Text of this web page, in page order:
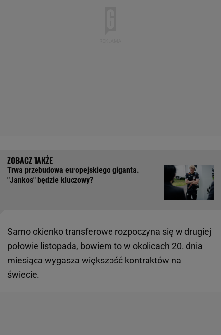
Trwa przebudowa europejskiego giganta.
"Jankos" będzie kluczowy?
Samo okienko transferowe rozpoczyna się w drugiej
połowie listopada, bowiem to w okolicach 20. dnia
miesiąca wygasza większość kontraktów na
świecie.